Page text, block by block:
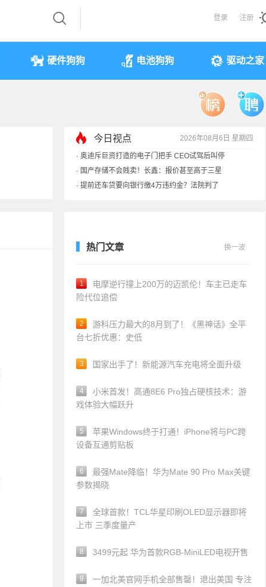
登录 注册
硬件狗狗 电池狗狗 驱动之家
今日视点 2026年08月6日 星期四
· 奥迪斥巨资打造的电子门把手 CEO试驾后叫停
· 国产存储不会贱卖！长鑫：报价甚至高于三星
· 提前还车贷要向银行缴4万违约金？法院判了
热门文章 换一波
1
电摩逆行撞上200万的迈凯伦！车主已走车
险代位追偿
2
游科压力最大的8月到了！《黑神话》全平
台七折优惠：史低
3 国家出手了！新能源汽车充电将全面升级
4
小米首发！高通8E6 Pro独占硬核技术：游
戏体验大幅跃升
5
苹果Windows终于打通！iPhone将与PC跨
设备互通剪贴板
6
最强Mate降临！华为Mate 90 Pro Max关键
参数揭晓
7
全球首款！TCL华星印刷OLED显示器即将
上市 三季度量产
8 3499元起 华为首款RGB-MiniLED电视开售
9
一加北美官网手机全部售罄！退出美国 专注